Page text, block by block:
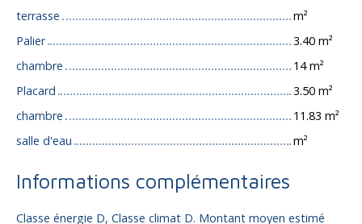
terrasse
m²
Palier
3.40 m²
chambre
14 m²
Placard
3.50 m²
chambre
11.83 m²
salle d'eau
m²
Informations complémentaires
Classe énergie D, Classe climat D. Montant moyen estimé